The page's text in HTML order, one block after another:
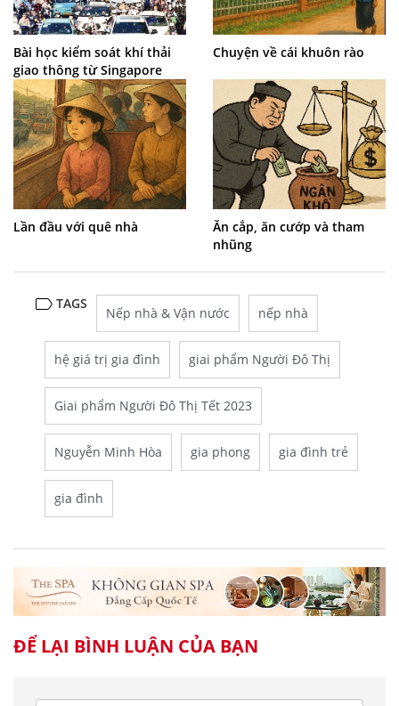
Bài học kiểm soát khí thải
giao thông từ Singapore
Chuyện về cái khuôn rào
Lần đầu với quê nhà
Ăn cắp, ăn cướp và tham
nhũng
TAGS
Nếp nhà & Vận nước nếp nhà
hệ giá trị gia đình giai phẩm Người Đô Thị
Giai phẩm Người Đô Thị Tết 2023
Nguyễn Minh Hòa gia phong gia đình trẻ
gia đình
ĐỂ LẠI BÌNH LUẬN CỦA BẠN